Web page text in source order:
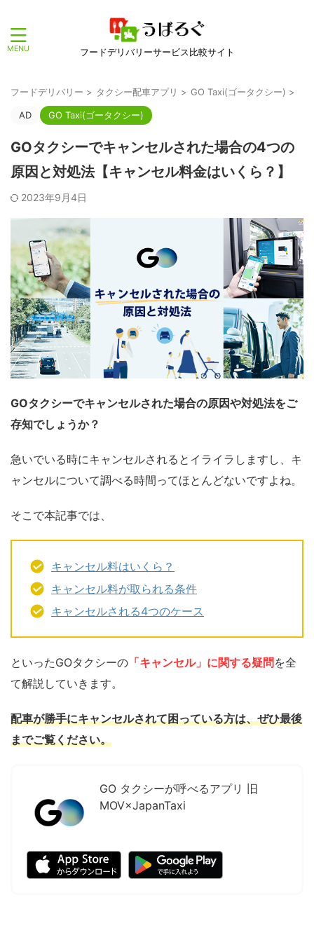
フードデリバリーサービス比較サイト
フードデリバリー > タクシー配車アプリ > GO Taxi(ゴータクシー) >
AD GO Taxi(ゴータクシー)
GOタクシーでキャンセルされた場合の4つの
原因と対処法【キャンセル料金はいくら？】
2023年9月4日
GOタクシーでキャンセルされた場合の原因や対処法をご
存知でしょうか？
急いでいる時にキャンセルされるとイライラしますし、キ
ャンセルについて調べる時間ってほとんどないですよね。
そこで本記事では、
キャンセル料はいくら？
キャンセル料が取られる条件
キャンセルされる4つのケース
といったGOタクシーの 「キャンセル」に関する疑問を全
て解説していきます。
配車が勝手にキャンセルされて困っている方は、ぜひ最後
までご覧ください。
GO タクシーが呼べるアプリ 旧
MOV×JapanTaxi